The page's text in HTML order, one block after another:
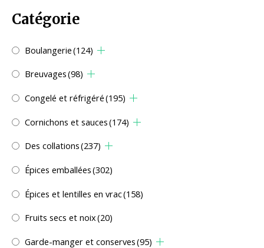
Catégorie
Boulangerie(124)
Breuvages(98)
Congelé et réfrigéré(195)
Cornichons et sauces(174)
Des collations(237)
Épices emballées(302)
Épices et lentilles en vrac(158)
Fruits secs et noix(20)
Garde-manger et conserves(95)